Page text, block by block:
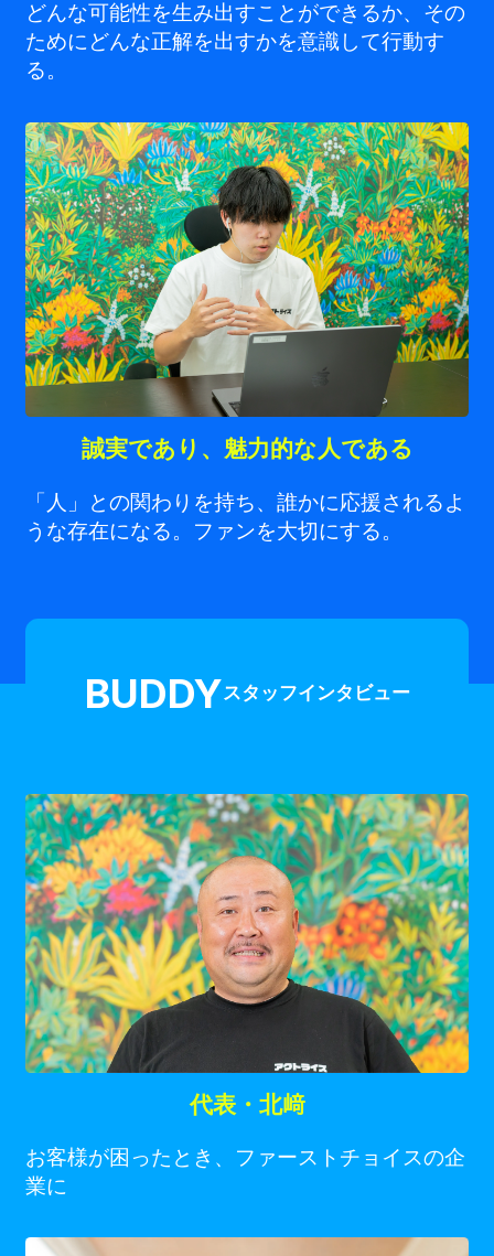
どんな可能性を生み出すことができるか、その
ためにどんな正解を出すかを意識して行動す
る。
誠実であり、魅力的な人である
「人」との関わりを持ち、誰かに応援されるよ
うな存在になる。ファンを大切にする。
BUDDYスタッフインタビュー
代表・北﨑
お客様が困ったとき、ファーストチョイスの企
業に